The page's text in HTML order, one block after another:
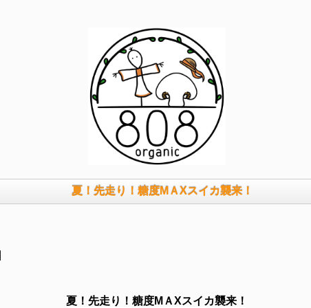
夏！先走り！糖度MＡXスイカ襲来！
夏！先走り！糖度MＡXスイカ襲来！